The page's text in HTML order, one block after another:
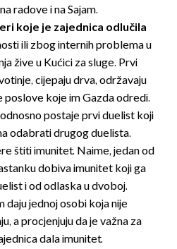
radove i na Sajam.
koje je zajednica odlučila
ili zbog internih problema u
žive u Kućici za sluge. Prvi
cijepaju drva, održavaju
poslove koje im Gazda odredi.
postaje prvi duelist koji
odabrati drugog duelista.
štiti imunitet. Naime, jedan od
dobiva imunitet koji ga
i od odlaska u dvoboj.
jednoj osobi koja nije
a procjenjuju da je važna za
dala imunitet.